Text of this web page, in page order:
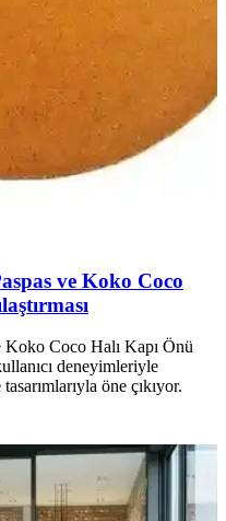
ve Koko Coco
Coco Halı Kapı Önü
deneyimleriyle
öne çıkıyor.